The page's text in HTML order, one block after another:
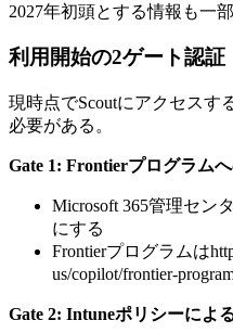
2027年初頭とする情報も一
利用開始の2ゲート認証
現時点でScoutにアクセスす
必要がある。
Gate 1: Frontierプログラム
Microsoft 365管理セン
にする
Frontierプログラムは
us/copilot/frontier-
Gate 2: Intuneポリシーによ